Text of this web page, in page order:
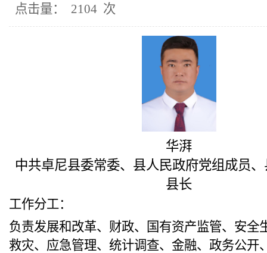
点击量：
2104 次
华湃
中共卓尼县委常委、县人民政府党组成员
县长
工作分工：
负责发展和改革、财政、国有资产监管、安全
救灾、应急管理、统计调查、金融、政务公开